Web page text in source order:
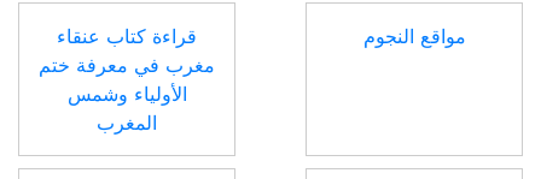
مواقع النجوم
قراءة كتاب عنقاء
مغرب في معرفة ختم
الأولياء وشمس
المغرب